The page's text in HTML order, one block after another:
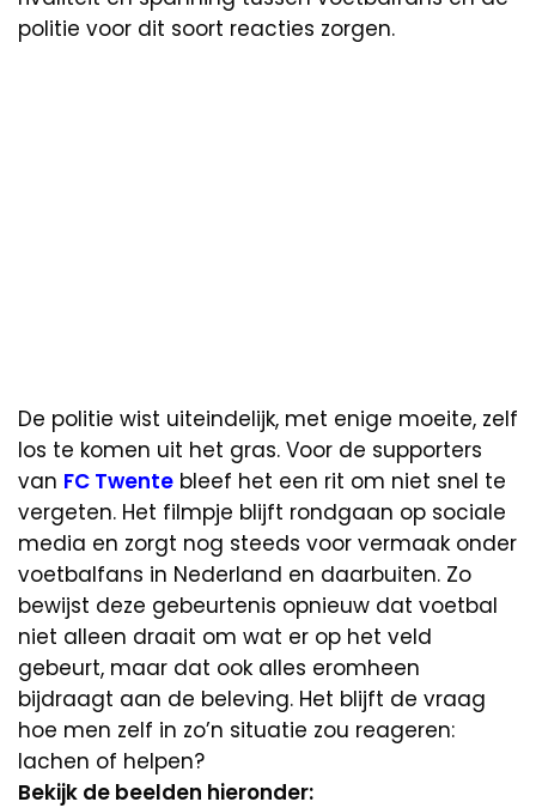
politie voor dit soort reacties zorgen.
De politie wist uiteindelijk, met enige moeite, zelf
los te komen uit het gras. Voor de supporters
van FC Twente bleef het een rit om niet snel te
vergeten. Het filmpje blijft rondgaan op sociale
media en zorgt nog steeds voor vermaak onder
voetbalfans in Nederland en daarbuiten. Zo
bewijst deze gebeurtenis opnieuw dat voetbal
niet alleen draait om wat er op het veld
gebeurt, maar dat ook alles eromheen
bijdraagt aan de beleving. Het blijft de vraag
hoe men zelf in zo’n situatie zou reageren:
lachen of helpen?
Bekijk de beelden hieronder: